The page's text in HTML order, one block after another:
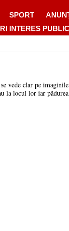
SPORT
INTERES PUBLIC
vede clar pe
la locul lor iar